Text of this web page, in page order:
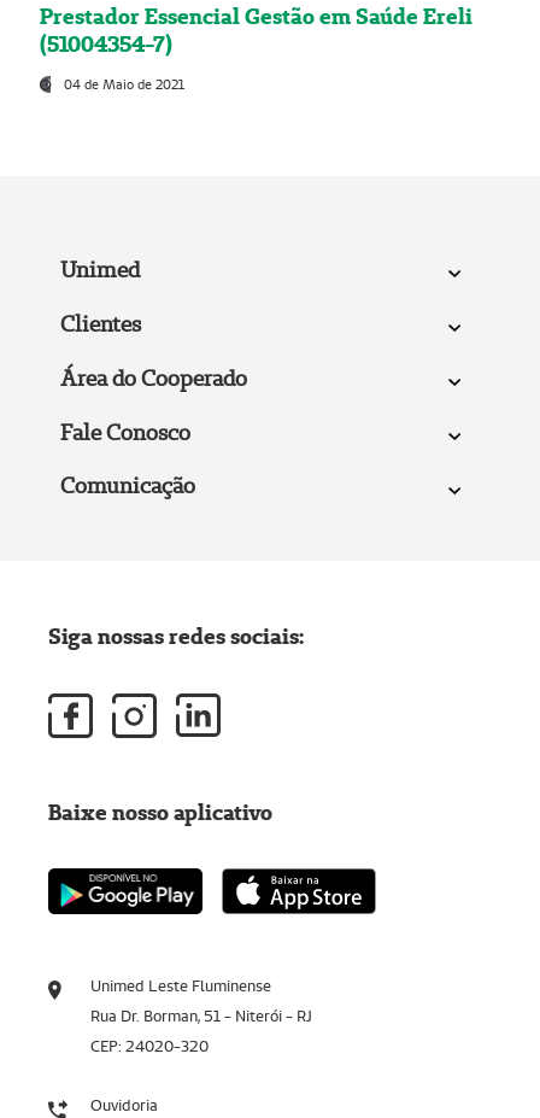
Prestador Essencial Gestão em Saúde Ereli
(51004354-7)
04 de Maio de 2021
Unimed
Clientes
Área do Cooperado
Fale Conosco
Comunicação
Unimed Leste Fluminense
Rua Dr. Borman, 51 - Niterói - RJ
CEP: 24020-320
Ouvidoria
Siga nossas redes sociais:
Baixe nosso aplicativo